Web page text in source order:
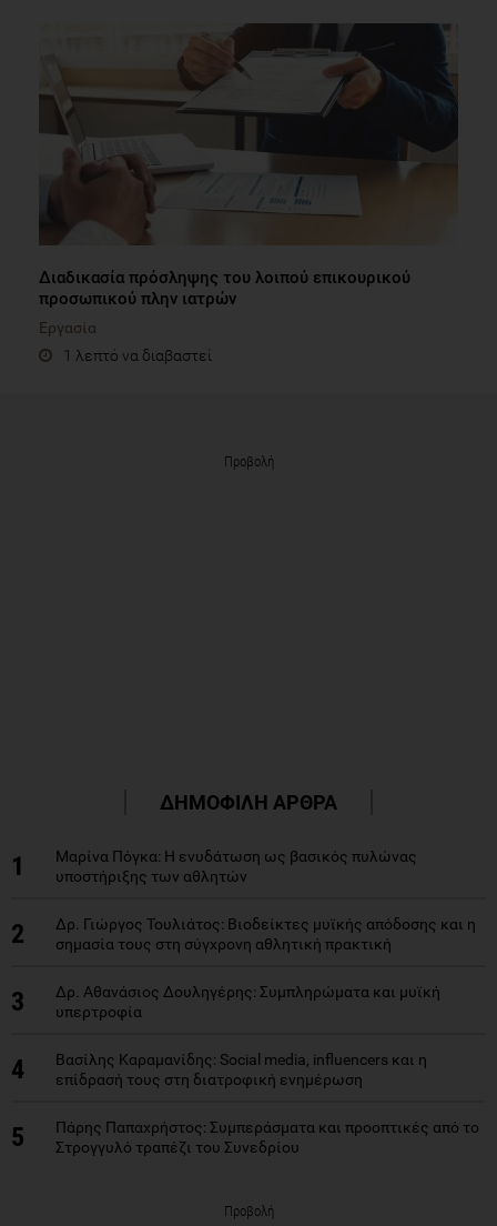
Διαδικασία πρόσληψης του λοιπού επικουρικού
προσωπικού πλην ιατρών
Εργασία
1 λεπτό να διαβαστεί
Προβολή
ΔΗΜΟΦΙΛΗ ΑΡΘΡΑ
1
Μαρίνα Πόγκα: Η ενυδάτωση ως βασικός πυλώνας
υποστήριξης των αθλητών
2
Δρ. Γιώργος Τουλιάτος: Βιοδείκτες μυϊκής απόδοσης και η
σημασία τους στη σύγχρονη αθλητική πρακτική
3
Δρ. Αθανάσιος Δουληγέρης: Συμπληρώματα και μυϊκή
υπερτροφία
4
Βασίλης Καραμανίδης: Social media, influencers και η
επίδρασή τους στη διατροφική ενημέρωση
5
Πάρης Παπαχρήστος: Συμπεράσματα και προοπτικές από το
Στρογγυλό τραπέζι του Συνεδρίου
Προβολή